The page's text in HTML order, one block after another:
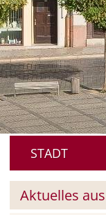
STADT
Aktuelles